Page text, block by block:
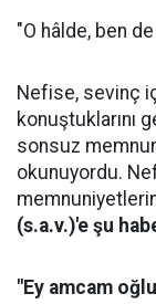
"O hâlde, ben
Nefise, sevinç
konuştuklarını
sonsuz
okunuyordu.
(s.a.v.)'e şu
"Ey amcam